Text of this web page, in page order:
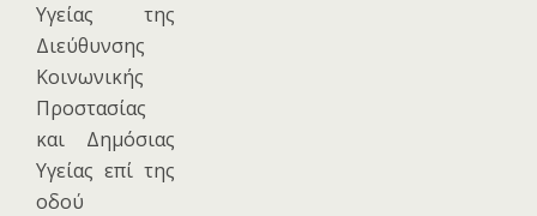
Υγείας της
Διεύθυνσης
Κοινωνικής
Προστασίας
και Δημόσιας
Υγείας επί της
οδού